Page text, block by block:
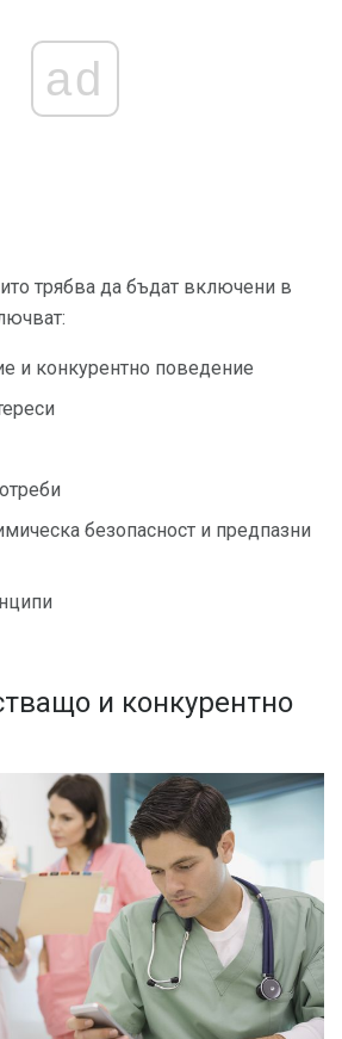
ad
трябва да бъдат включени в
и конкурентно поведение
безопасност и предпазни
и конкурентно